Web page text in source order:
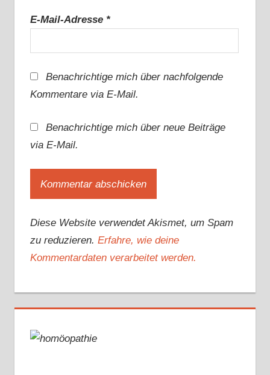
E-Mail-Adresse *
Benachrichtige mich über nachfolgende
Kommentare via E-Mail.
Benachrichtige mich über neue Beiträge
via E-Mail.
Diese Website verwendet Akismet, um Spam
zu reduzieren. Erfahre, wie deine
Kommentardaten verarbeitet werden.